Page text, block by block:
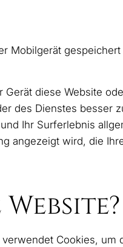
Mobilgerät
diese Website
des Dienstes besser
Ihr Surferlebnis
angezeigt wird, die
Cookies, um